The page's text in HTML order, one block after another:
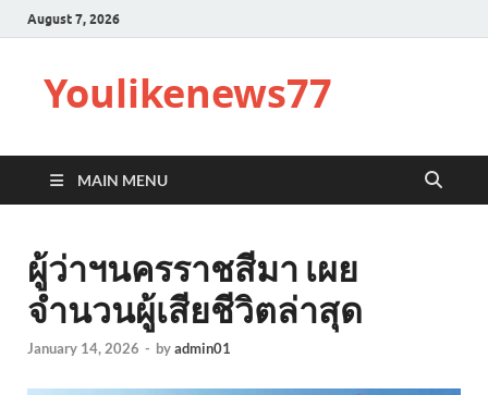
August 7, 2026
Youlikenews77
MAIN MENU
ผู้ว่าฯนครราชสีมา เผย
จำนวนผู้เสียชีวิตล่าสุด
January 14, 2026 - byadmin01